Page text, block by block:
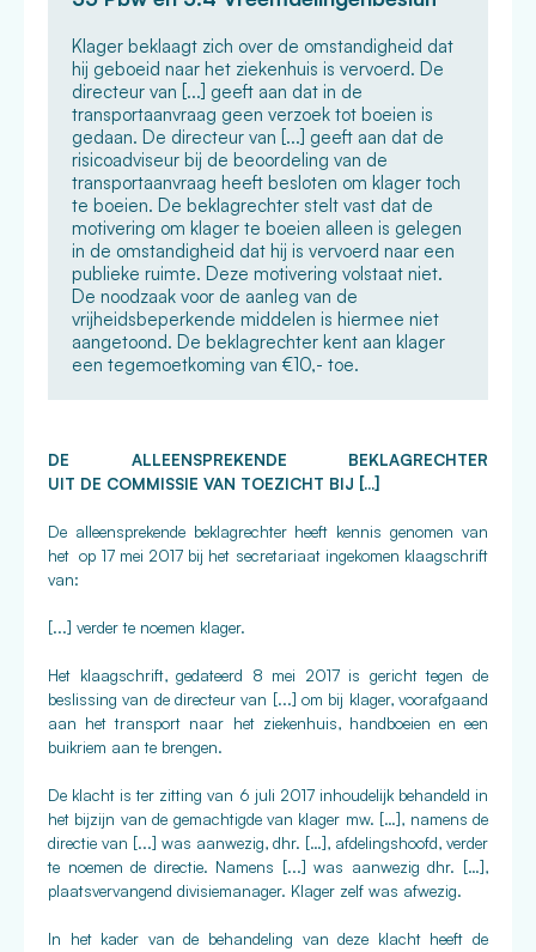
Klager beklaagt zich over de omstandigheid dat
hij geboeid naar het ziekenhuis is vervoerd. De
directeur van [...] geeft aan dat in de
transportaanvraag geen verzoek tot boeien is
gedaan. De directeur van [...] geeft aan dat de
risicoadviseur bij de beoordeling van de
transportaanvraag heeft besloten om klager toch
te boeien. De beklagrechter stelt vast dat de
motivering om klager te boeien alleen is gelegen
in de omstandigheid dat hij is vervoerd naar een
publieke ruimte. Deze motivering volstaat niet.
De noodzaak voor de aanleg van de
vrijheidsbeperkende middelen is hiermee niet
aangetoond. De beklagrechter kent aan klager
een tegemoetkoming van €10,- toe.
DE ALLEENSPREKENDE BEKLAGRECHTER
UIT DE COMMISSIE VAN TOEZICHT BIJ [...]
De alleensprekende beklagrechter heeft kennis genomen van
het op 17 mei 2017 bij het secretariaat ingekomen klaagschrift
van:
[...] verder te noemen klager.
Het klaagschrift, gedateerd 8 mei 2017 is gericht tegen de
beslissing van de directeur van [...] om bij klager, voorafgaand
aan het transport naar het ziekenhuis, handboeien en een
buikriem aan te brengen.
De klacht is ter zitting van 6 juli 2017 inhoudelijk behandeld in
het bijzijn van de gemachtigde van klager mw. […], namens de
directie van [...] was aanwezig, dhr. […], afdelingshoofd, verder
te noemen de directie. Namens [...] was aanwezig dhr. […],
plaatsvervangend divisiemanager. Klager zelf was afwezig.
In het kader van de behandeling van deze klacht heeft de